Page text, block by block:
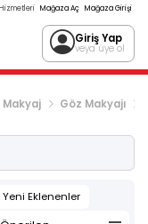
Mağaza Aç Mağaza Girişi
Giriş Yap
veya üye ol
Makyaj Göz Makyajı
Yeni Eklenenler